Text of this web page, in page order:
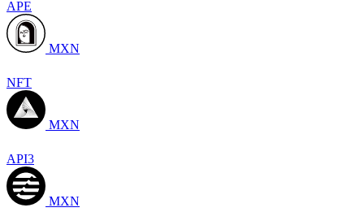
APE
MXN
NFT
MXN
API3
MXN